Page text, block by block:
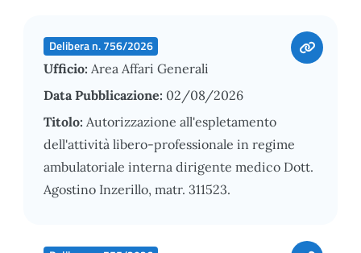
Delibera n. 756/2026
Ufficio: Area Affari Generali
Data Pubblicazione: 02/08/2026
Titolo: Autorizzazione all'espletamento
dell'attività libero-professionale in regime
ambulatoriale interna dirigente medico Dott.
Agostino Inzerillo, matr. 311523.